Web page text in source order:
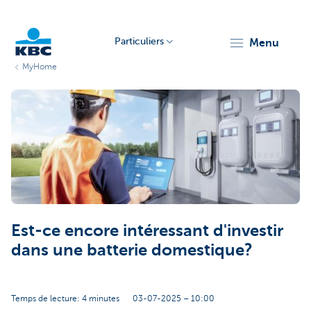
Particuliers menu
MyHome
Est-ce encore intéressant d'investir
dans une batterie domestique?
Temps de lecture: 4 minutes 03-07-2025 – 10:00